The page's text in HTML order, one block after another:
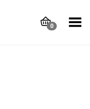
0
Toggle Menu